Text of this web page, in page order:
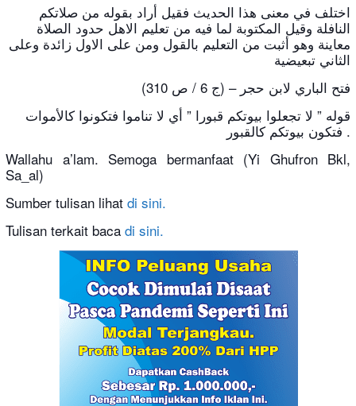
اختلف في معنى هذا الحديث فقيل أراد بقوله من صلاتكم
النافلة وقيل المكتوبة لما فيه من تعليم الاهل حدود الصلاة
معاينة وهو أثبت من التعليم بالقول ومن على الاول زائدة وعلى
الثاني تبعيضية
فتح الباري لابن حجر – (ج 6 / ص 310)
قوله ” لا تجعلوا بيوتكم قبورا ” أي لا تناموا فتكونوا كالأموات
فتكون بيوتكم كالقبور .
Wallahu a’lam. Semoga bermanfaat (Yi Ghufron Bkl,
Sa_al)
Sumber tulisan lihat di sini.
Tulisan terkait baca di sini.